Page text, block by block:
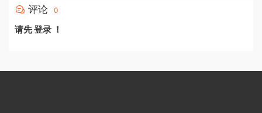
评论 0
请先登录 ！